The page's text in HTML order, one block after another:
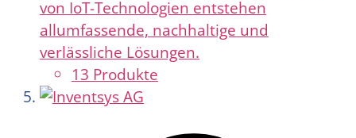
von IoT-Technologien entstehen
allumfassende, nachhaltige und
verlässliche Lösungen.
13 Produkte